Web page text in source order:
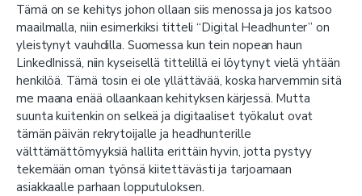
Tämä on se kehitys johon ollaan siis menossa ja jos katsoo
maailmalla, niin esimerkiksi titteli “Digital Headhunter” on
yleistynyt vauhdilla. Suomessa kun tein nopean haun
LinkedInissä, niin kyseisellä tittelillä ei löytynyt vielä yhtään
henkilöä. Tämä tosin ei ole yllättävää, koska harvemmin sitä
me maana enää ollaankaan kehityksen kärjessä. Mutta
suunta kuitenkin on selkeä ja digitaaliset työkalut ovat
tämän päivän rekrytoijalle ja headhunterille
välttämättömyyksiä hallita erittäin hyvin, jotta pystyy
tekemään oman työnsä kiitettävästi ja tarjoamaan
asiakkaalle parhaan lopputuloksen.